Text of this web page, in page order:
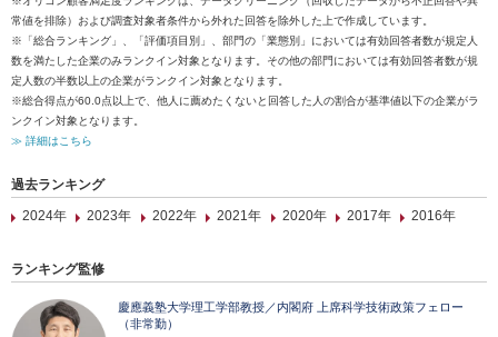
常値を排除）および調査対象者条件から外れた回答を除外した上で作成しています。
※「総合ランキング」、「評価項目別」、部門の「業態別」においては有効回答者数が規定人
数を満たした企業のみランクイン対象となります。その他の部門においては有効回答者数が規
定人数の半数以上の企業がランクイン対象となります。
※総合得点が60.0点以上で、他人に薦めたくないと回答した人の割合が基準値以下の企業がラ
ンクイン対象となります。
≫ 詳細はこちら
過去ランキング
2024年
2023年 2022年 2021年 2020年 2017年 2016年
ランキング監修
慶應義塾大学理工学部教授／内閣府 上席科学技術政策フェロー
（非常勤）